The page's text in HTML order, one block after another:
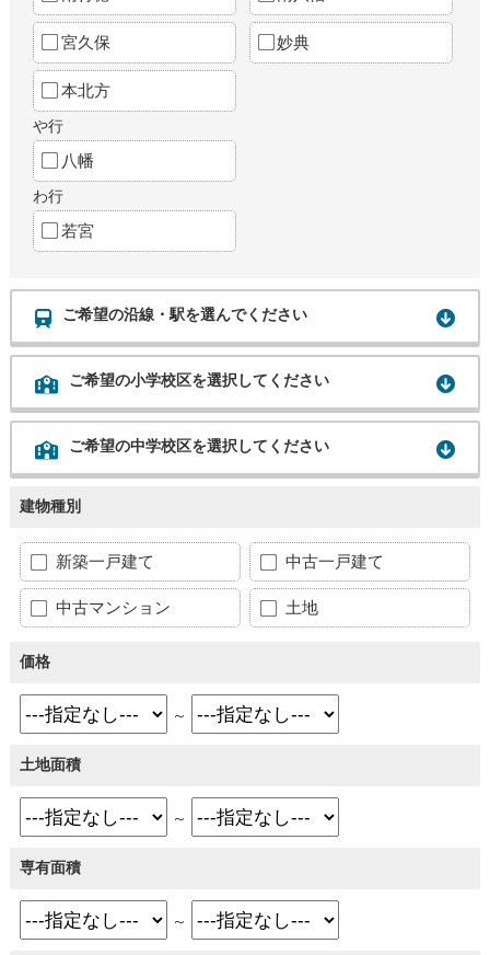
宮久保 妙典
本北方
や行
八幡
わ行
若宮
ご希望の沿線・駅を選んでください
ご希望の小学校区を選択してください
ご希望の中学校区を選択してください
建物種別
新築一戸建て 中古一戸建て
中古マンション 土地
価格
～
土地面積
～
専有面積
～